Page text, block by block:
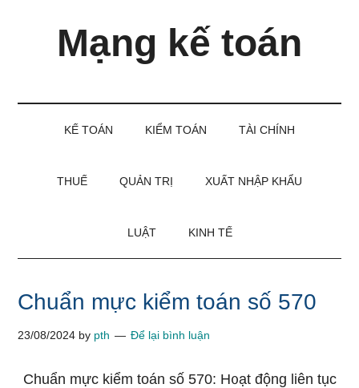
Mạng kế toán
KẾ TOÁN KIỂM TOÁN TÀI CHÍNH
THUẾ QUẢN TRỊ XUẤT NHẬP KHẨU
LUẬT KINH TẾ
Chuẩn mực kiểm toán số 570
23/08/2024 by pth Để lại bình luận
Chuẩn mực kiểm toán số 570: H᧐ạt động liên tục